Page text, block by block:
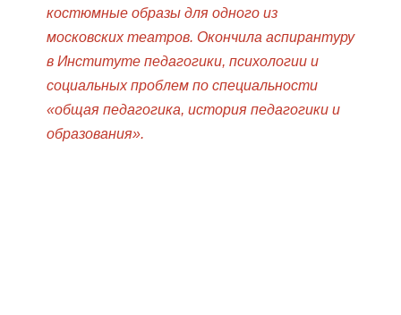
костюмные образы для одного из
московских театров. Окончила аспирантуру
в Институте педагогики, психологии и
социальных проблем по специальности
«общая педагогика, история педагогики и
образования».